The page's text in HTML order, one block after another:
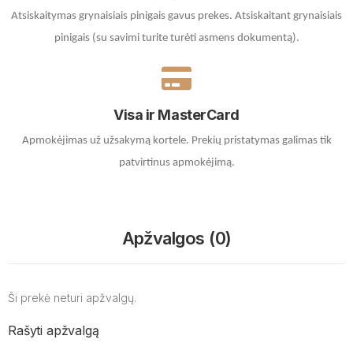
Atsiskaitymas grynaisiais pinigais gavus prekes. Atsiskaitant grynaisiais
pinigais (su savimi turite turėti asmens dokumentą).
Visa ir MasterCard
Apmokėjimas už užsakymą kortele. Prekių pristatymas galimas tik
patvirtinus apmokėjimą.
Apžvalgos (0)
Ši prekė neturi apžvalgų.
Rašyti apžvalgą